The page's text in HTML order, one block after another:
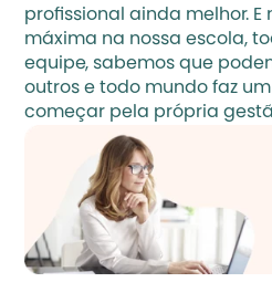
profissional ainda melhor. E
máxima na nossa escola,
equipe, sabemos que
outros e todo mundo faz
começar pela própria